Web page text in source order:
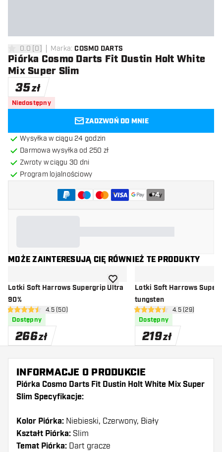
0 gwiazdki oceny
0.0 [0] Marka: COSMO DARTS
Piórka Cosmo Darts Fit Dustin Holt White
Mix Super Slim
35zł
Niedostępny
ZADZWOŃ DO MNIE
Wysyłka w ciągu 24 godzin
Darmowa wysyłka od 250 zł
Zwroty w ciągu 30 dni
Program lojalnościowy
+4
MOŻE ZAINTERESUJĄ CIĘ RÓWNIEŻ TE PRODUKTY
Lotki Soft Harrows Supergrip Ultra
90%
otwórz panel recenzji
4.5 gwiazdki oceny
4.5 (50)
Dostępny
266zł
dodaj do listy życzeń
Lotki Soft Harrows
tungsten
otwórz panel
4.5 gwiazdki oceny
4.5 (29)
Dostępny
219zł
INFORMACJE O PRODUKCIE
Piórka Cosmo Darts Fit Dustin Holt White Mix Super
Slim Specyfikacje:
Kolor Piórka: Niebieski, Czerwony, Biały
Kształt Piórka: Slim
Temat Piórka: Dart gracze